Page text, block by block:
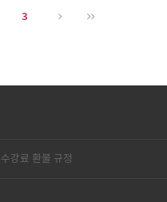
3
수강료 환불 규정